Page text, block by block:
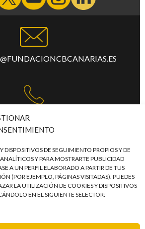
DISPOSITIVOS DE SEGUIMIENTO PROPIOS Y DE
Y PARA MOSTRARTE PUBLICIDAD
A UN PERFIL ELABORADO A PARTIR DE TUS
(POR EJEMPLO, PÁGINAS VISITADAS). PUEDES
LA UTILIZACIÓN DE COOKIES Y DISPOSITIVOS
EN EL SIGUIENTE SELECTOR:
+34 922 253 684
LAS TORRES, S/N,
MARTÍN - TERCERA PLANTA